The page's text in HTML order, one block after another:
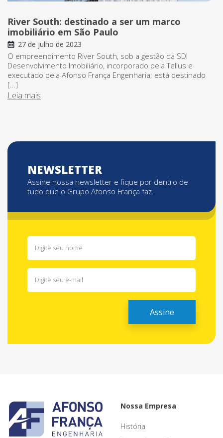
River South: destinado a ser um marco
imobiliário em São Paulo
27 de julho de 2023
O empreendimento River South, sob a gestão da SDI
Desenvolvimento Imobiliário, incorporado pela Tellus e
executado pela Afonso França Engenharia; está destinado
[…]
Leia mais
NEWSLETTER
Assine nossa newsletter e fique por dentro de
tudo que o Grupo Afonso França faz.
Nossa Empresa
História